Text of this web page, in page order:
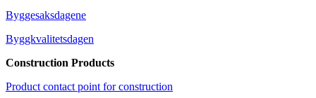
Byggesaksdagene
Byggkvalitetsdagen
Construction Products
Product contact point for construction